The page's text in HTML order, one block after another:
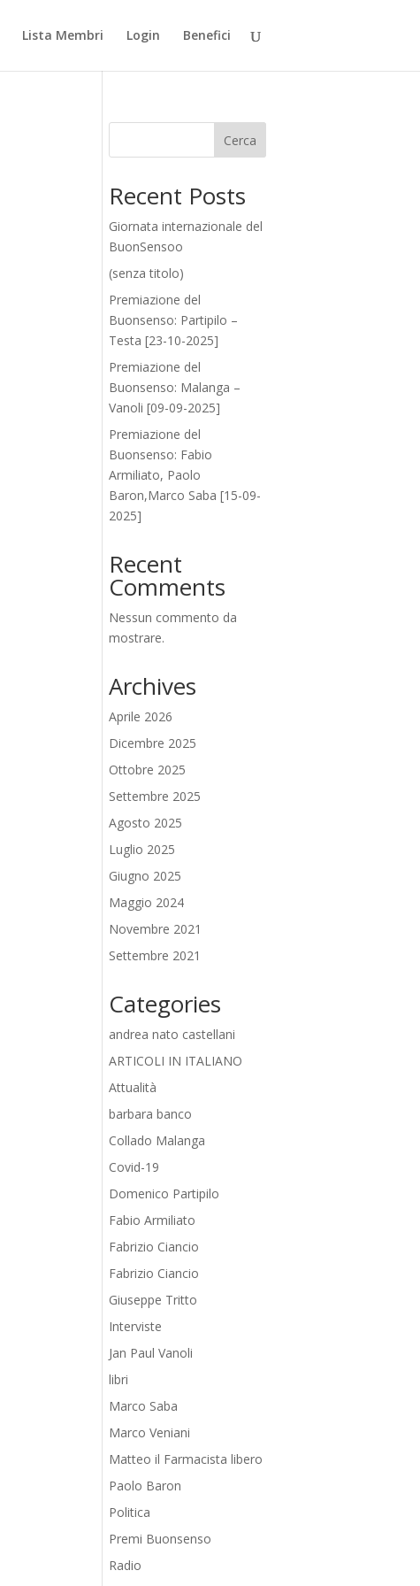
Lista Membri Login Benefici
Cerca
Recent Posts
Giornata internazionale del
BuonSensoo
(senza titolo)
Premiazione del
Buonsenso: Partipilo –
Testa [23-10-2025]
Premiazione del
Buonsenso: Malanga –
Vanoli [09-09-2025]
Premiazione del
Buonsenso: Fabio
Armiliato, Paolo
Baron,Marco Saba [15-09-
2025]
Recent
Comments
Nessun commento da
mostrare.
Archives
Aprile 2026
Dicembre 2025
Ottobre 2025
Settembre 2025
Agosto 2025
Luglio 2025
Giugno 2025
Maggio 2024
Novembre 2021
Settembre 2021
Categories
andrea nato castellani
ARTICOLI IN ITALIANO
Attualità
barbara banco
Collado Malanga
Covid-19
Domenico Partipilo
Fabio Armiliato
Fabrizio Ciancio
Fabrizio Ciancio
Giuseppe Tritto
Interviste
Jan Paul Vanoli
libri
Marco Saba
Marco Veniani
Matteo il Farmacista libero
Paolo Baron
Politica
Premi Buonsenso
Radio